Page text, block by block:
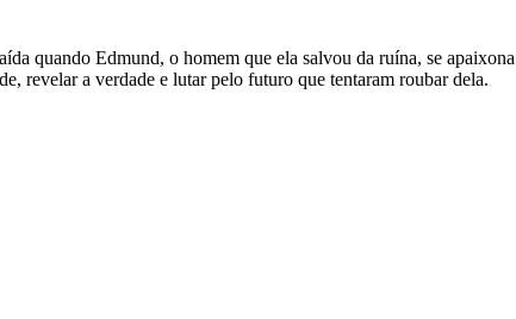
quando Edmund, o homem que ela salvou da ruína, se
revelar a verdade e lutar pelo futuro que tentaram roubar dela.